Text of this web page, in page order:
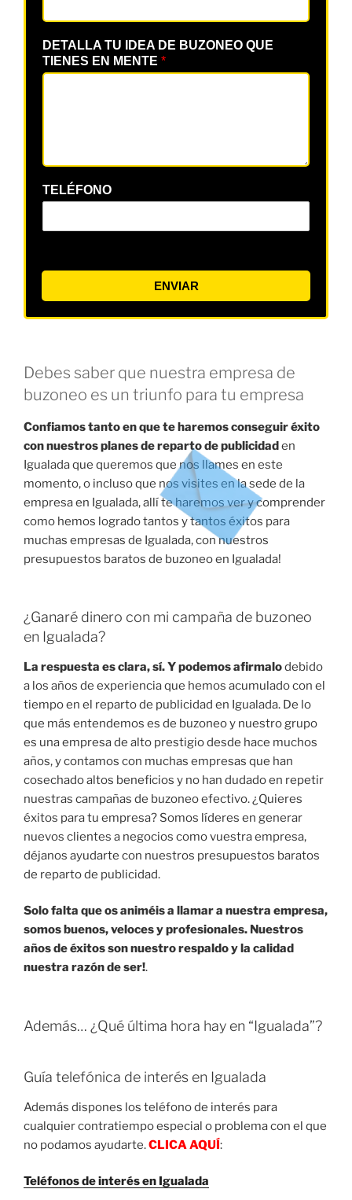
DETALLA TU IDEA DE BUZONEO QUE
TIENES EN MENTE *
TELÉFONO
ENVIAR
Debes saber que nuestra empresa de
buzoneo es un triunfo para tu empresa
Confiamos tanto en que te haremos conseguir éxito
con nuestros planes de reparto de publicidaden
Igualada que queremos que nos llames en este
momento, o incluso que nos visites en la sede de la
empresa en Igualada, allí te haremos ver y comprender
como hemos logrado tantos y tantos éxitos para
muchas empresas de Igualada, con nuestros
presupuestos baratos de buzoneo en Igualada!
¿Ganaré dinero con mi campaña de buzoneo
en Igualada?
La respuesta es clara, sí. Y podemos afirmalodebido
a los años de experiencia que hemos acumulado con el
tiempo en el reparto de publicidad en Igualada. De lo
que más entendemos es de buzoneo y nuestro grupo
es una empresa de alto prestigio desde hace muchos
años, y contamos con muchas empresas que han
cosechado altos beneficios y no han dudado en repetir
nuestras campañas de buzoneo efectivo. ¿Quieres
éxitos para tu empresa? Somos líderes en generar
nuevos clientes a negocios como vuestra empresa,
déjanos ayudarte con nuestros presupuestos baratos
de reparto de publicidad.
Solo falta que os animéis a llamar a nuestra empresa,
somos buenos, veloces y profesionales. Nuestros
años de éxitos son nuestro respaldo y la calidad
nuestra razón de ser!.
Además… ¿Qué última hora hay en “Igualada”?
Guía telefónica de interés en Igualada
Además dispones los teléfono de interés para
cualquier contratiempo especial o problema con el que
no podamos ayudarte.CLICA AQUÍ:
Teléfonos de interés en Igualada